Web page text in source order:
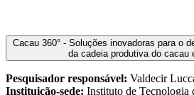
Cacau 360° - Soluções inovadoras para o
da cadeia produtiva do cacau
Pesquisador responsável: Valdecir
Instituição-sede: Instituto de